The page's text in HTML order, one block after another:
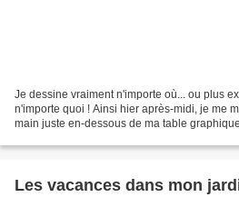
Je dessine vraiment n'importe où... ou plus
n'importe quoi ! Ainsi hier après-midi, je me
main juste en-dessous de ma table
Les vacances dans mon